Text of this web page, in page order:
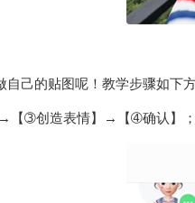
自己的贴图呢！教学步骤如下
【➂创造表情】→【➃确认】